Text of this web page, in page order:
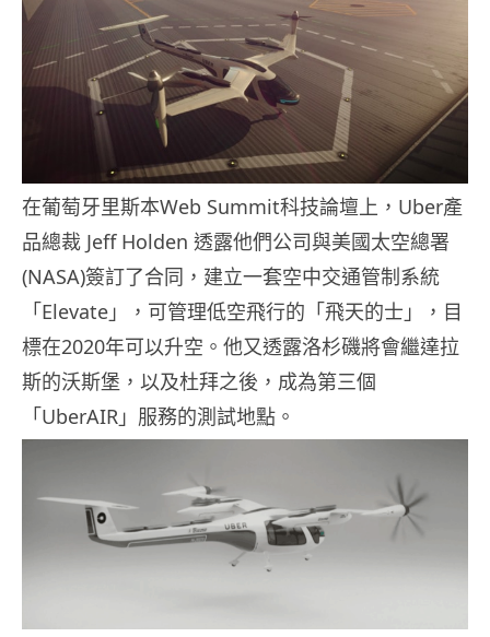
在葡萄牙里斯本Web Summit科技論壇上，Uber產
品總裁 Jeff Holden 透露他們公司與美國太空總署
(NASA)簽訂了合同，建立一套空中交通管制系統
「Elevate」，可管理低空飛行的「飛天的士」，目
標在2020年可以升空。他又透露洛杉磯將會繼達拉
斯的沃斯堡，以及杜拜之後，成為第三個
「UberAIR」服務的測試地點。